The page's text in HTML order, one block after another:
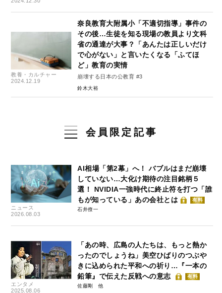
教養・カルチャー
2024.12.19
奈良教育大附属小「不適切指導」事件の
その後…生徒を知る現場の教員より文科
省の通達が大事？「あんたは正しいだけ
で心がない」と言いたくなる「ふてほ
ど」教育の実情
崩壊する日本の公教育 #3
鈴木大裕
会員限定記事
ニュース
2026.08.03
AI相場「第2幕」へ！ バブルはまだ崩壊
していない…大化け期待の注目銘柄５
選！ NVIDIA一強時代に終止符を打つ「誰
もが知っている」あの会社とは
有料
石井僚一
エンタメ
2025.08.06
「あの時、広島の人たちは、もっと熱か
ったのでしょうね」美空ひばりのつぶや
きに込められた平和への祈り…『一本の
鉛筆』で伝えた反戦への意志
有料
佐藤剛